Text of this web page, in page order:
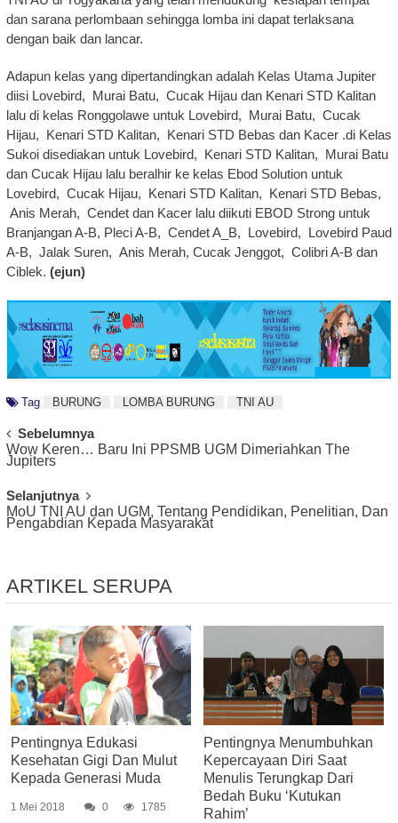
dan sarana perlombaan sehingga lomba ini dapat terlaksana
dengan baik dan lancar.
Adapun kelas yang dipertandingkan adalah Kelas Utama Jupiter
diisi Lovebird, Murai Batu, Cucak Hijau dan Kenari STD Kalitan
lalu di kelas Ronggolawe untuk Lovebird, Murai Batu, Cucak
Hijau, Kenari STD Kalitan, Kenari STD Bebas dan Kacer .di Kelas
Sukoi disediakan untuk Lovebird, Kenari STD Kalitan, Murai Batu
dan Cucak Hijau lalu beralhir ke kelas Ebod Solution untuk
Lovebird, Cucak Hijau, Kenari STD Kalitan, Kenari STD Bebas,
Anis Merah, Cendet dan Kacer lalu diikuti EBOD Strong untuk
Branjangan A-B, Pleci A-B, Cendet A_B, Lovebird, Lovebird Paud
A-B, Jalak Suren, Anis Merah, Cucak Jenggot, Colibri A-B dan
Ciblek. (ejun)⁠⁠⁠
Tag BURUNG LOMBA BURUNG TNI AU
Post
Navigation
Sebelumnya
Wow Keren… Baru Ini PPSMB UGM Dimeriahkan The
Jupiters
Selanjutnya
MoU TNI AU dan UGM, Tentang Pendidikan, Penelitian, Dan
Pengabdian Kepada Masyarakat
ARTIKEL SERUPA
Pentingnya Edukasi
Kesehatan Gigi Dan Mulut
Kepada Generasi Muda
1 Mei 2018 0 1785
Pentingnya Menumbuhkan
Kepercayaan Diri Saat
Menulis Terungkap Dari
Bedah Buku ‘Kutukan
Rahim’